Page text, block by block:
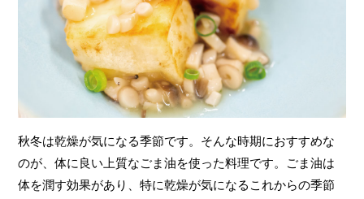
秋冬は乾燥が気になる季節です。そんな時期におすすめな
のが、体に良い上質なごま油を使った料理です。ごま油は
体を潤す効果があり、特に乾燥が気になるこれからの季節